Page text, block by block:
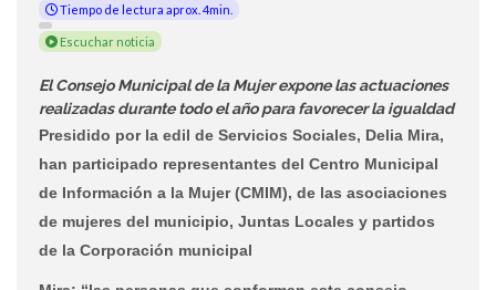
Tiempo de lectura aprox. 4min.
Escuchar noticia
El Consejo Municipal de la Mujer expone las actuaciones
realizadas durante todo el año para favorecer la igualdad
Presidido por la edil de Servicios Sociales, Delia Mira,
han participado representantes del Centro Municipal
de Información a la Mujer (CMIM), de las asociaciones
de mujeres del municipio, Juntas Locales y partidos
de la Corporación municipal